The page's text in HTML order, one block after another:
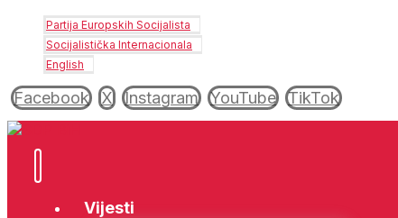
Partija Europskih Socijalista
Socijalistička Internacionala
English
Facebook X Instagram YouTube TikTok
Vijesti